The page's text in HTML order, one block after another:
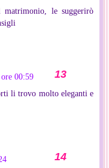
matrimonio, le suggerirò
00:59
li trovo molto eleganti e